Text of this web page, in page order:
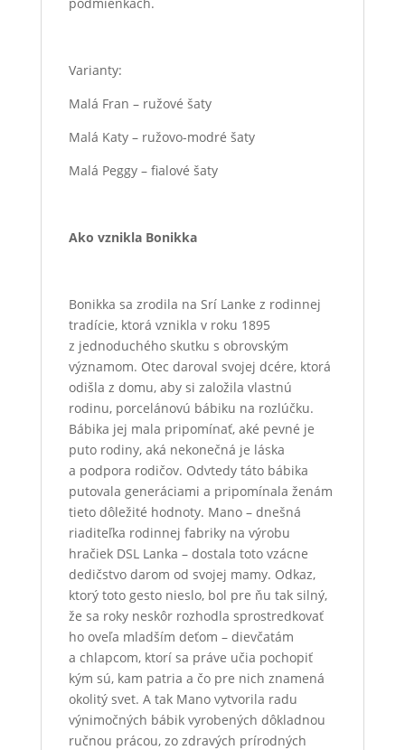
Varianty:
Malá Fran – ružové šaty
Malá Katy – ružovo-modré šaty
Malá Peggy – fialové šaty
Ako vznikla Bonikka
Bonikka sa zrodila na Srí Lanke z rodinnej
tradície, ktorá vznikla v roku 1895
z jednoduchého skutku s obrovským
významom. Otec daroval svojej dcére, ktorá
odišla z domu, aby si založila vlastnú
rodinu, porcelánovú bábiku na rozlúčku.
Bábika jej mala pripomínať, aké pevné je
puto rodiny, aká nekonečná je láska
a podpora rodičov. Odvtedy táto bábika
putovala generáciami a pripomínala ženám
tieto dôležité hodnoty. Mano – dnešná
riaditeľka rodinnej fabriky na výrobu
hračiek DSL Lanka – dostala toto vzácne
dedičstvo darom od svojej mamy. Odkaz,
ktorý toto gesto nieslo, bol pre ňu tak silný,
že sa roky neskôr rozhodla sprostredkovať
ho oveľa mladším deťom – dievčatám
a chlapcom, ktorí sa práve učia pochopiť
kým sú, kam patria a čo pre nich znamená
okolitý svet. A tak Mano vytvorila radu
výnimočných bábik vyrobených dôkladnou
ručnou prácou, zo zdravých prírodných